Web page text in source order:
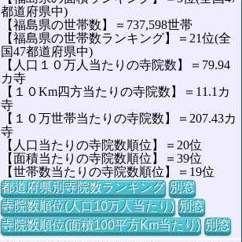
都道府県中)
【福島県の世帯数】＝737,598世帯
【福島県の世帯数ランキング】＝21位(全
国47都道府県中)
【人口１０万人当たりの寺院数】＝79.94
カ寺
【１０Km四方当たりの寺院数】＝11.1カ
寺
【１０万世帯当たりの寺院数】＝207.43カ
寺
【人口当たりの寺院数順位】＝20位
【面積当たりの寺院数順位】＝39位
【世帯数当たりの寺院数順位】＝19位
都道府県別寺院数ランキング 別窓
寺院数順位(人口10万人当たり) 別窓
寺院数順位(面積100平方Km当たり) 別窓